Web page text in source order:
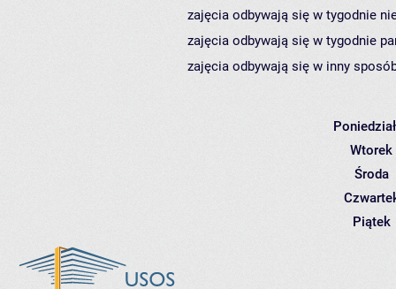
zajęcia odbywają się w tygodnie
zajęcia odbywają się w tygodnie
zajęcia odbywają się w inny
Wtorek
Środa
Piątek